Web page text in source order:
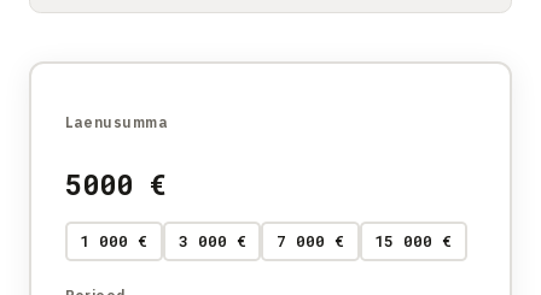
Laenusumma
5000 €
1 000 € 3 000 € 7 000 € 15 000 €